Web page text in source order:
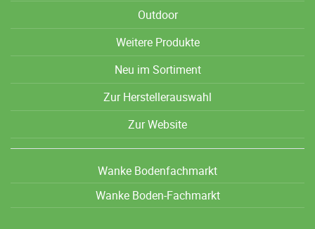
Outdoor
Weitere Produkte
Neu im Sortiment
Zur Herstellerauswahl
Zur Website
Wanke Bodenfachmarkt
Wanke Boden-Fachmarkt